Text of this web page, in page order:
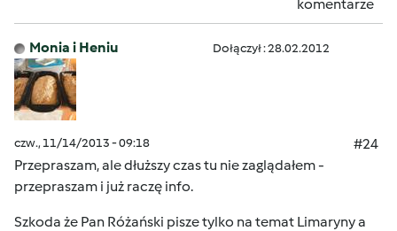
komentarze
Monia i Heniu Dołączył : 28.02.2012
czw., 11/14/2013 - 09:18
#24
Przepraszam, ale dłuższy czas tu nie zaglądałem -
przepraszam i już raczę info.
Szkoda że Pan Różański pisze tylko na temat Limaryny a